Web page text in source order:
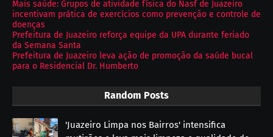
Mais saúde: Grupos de atividade física do Nasf de Juazeiro
incentivam prática de exercícios como prevenção e controle de
doenças
Prefeitura de Juazeiro reforça equipe da UPA durante feriado
da Semana Santa
Prefeitura de Juazeiro leva ação de promoção da saúde bucal
para o Residencial Dr. Humberto
Random Posts
'Juazeiro Limpa nos Bairros' intensifica